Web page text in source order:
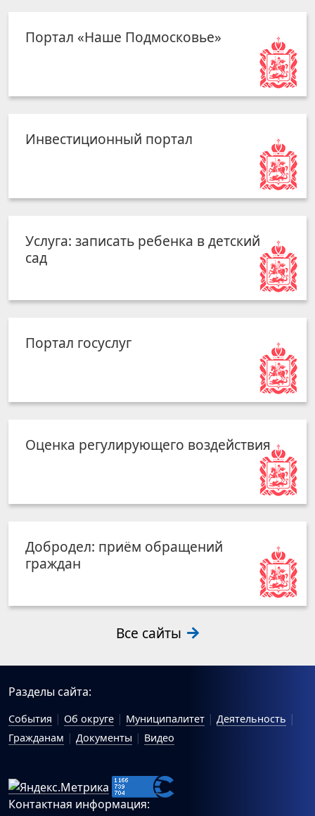
Портал «Наше Подмосковье»
Инвестиционный портал
Услуга: записать ребенка в детский
сад
Портал госуслуг
Оценка регулирующего воздействия
Добродел: приём обращений
граждан
Все сайты
Разделы сайта:
События Об округе Муниципалитет
Деятельность
Гражданам
Документы Видео
Контактная информация: